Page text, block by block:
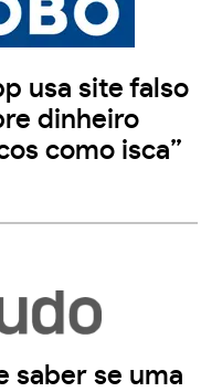
usa site falso
dinheiro
como isca”
saber se uma